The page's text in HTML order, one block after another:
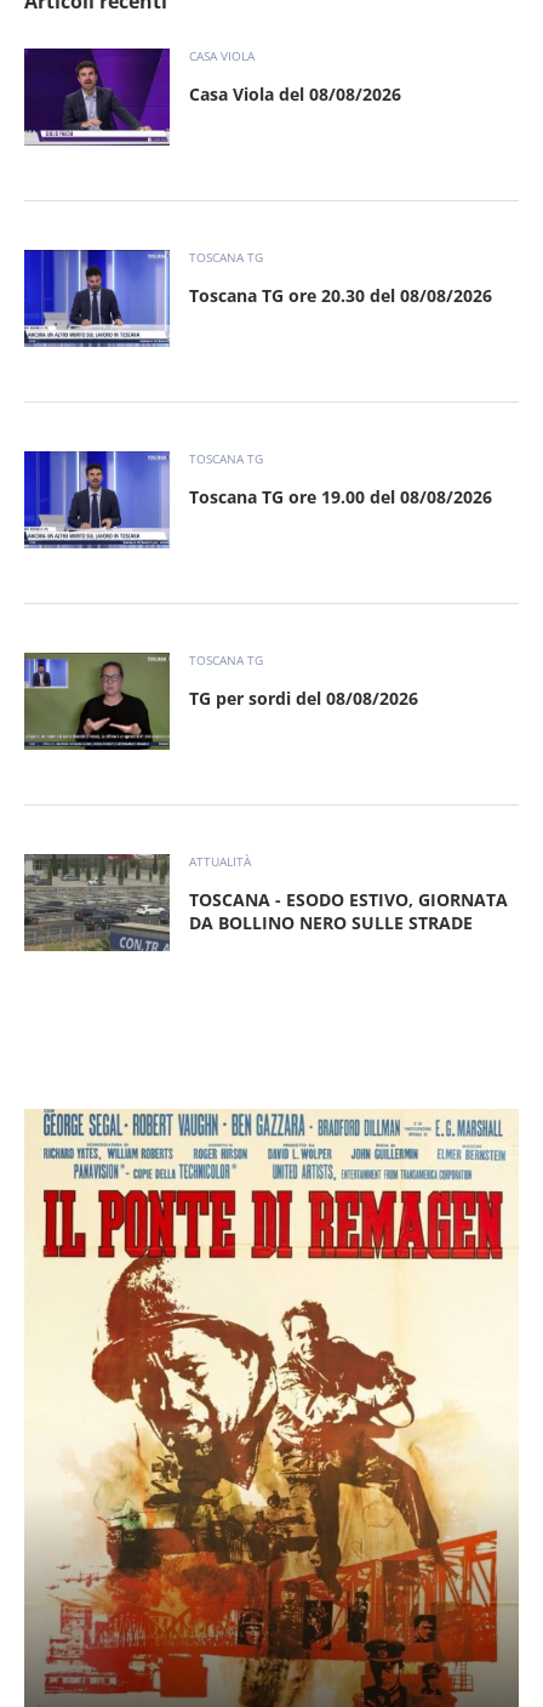
CASA VIOLA
Casa Viola del 08/08/2026
TOSCANA TG
Toscana TG ore 20.30 del 08/08/2026
TOSCANA TG
Toscana TG ore 19.00 del 08/08/2026
TOSCANA TG
TG per sordi del 08/08/2026
ATTUALITÀ
TOSCANA - ESODO ESTIVO, GIORNATA
DA BOLLINO NERO SULLE STRADE